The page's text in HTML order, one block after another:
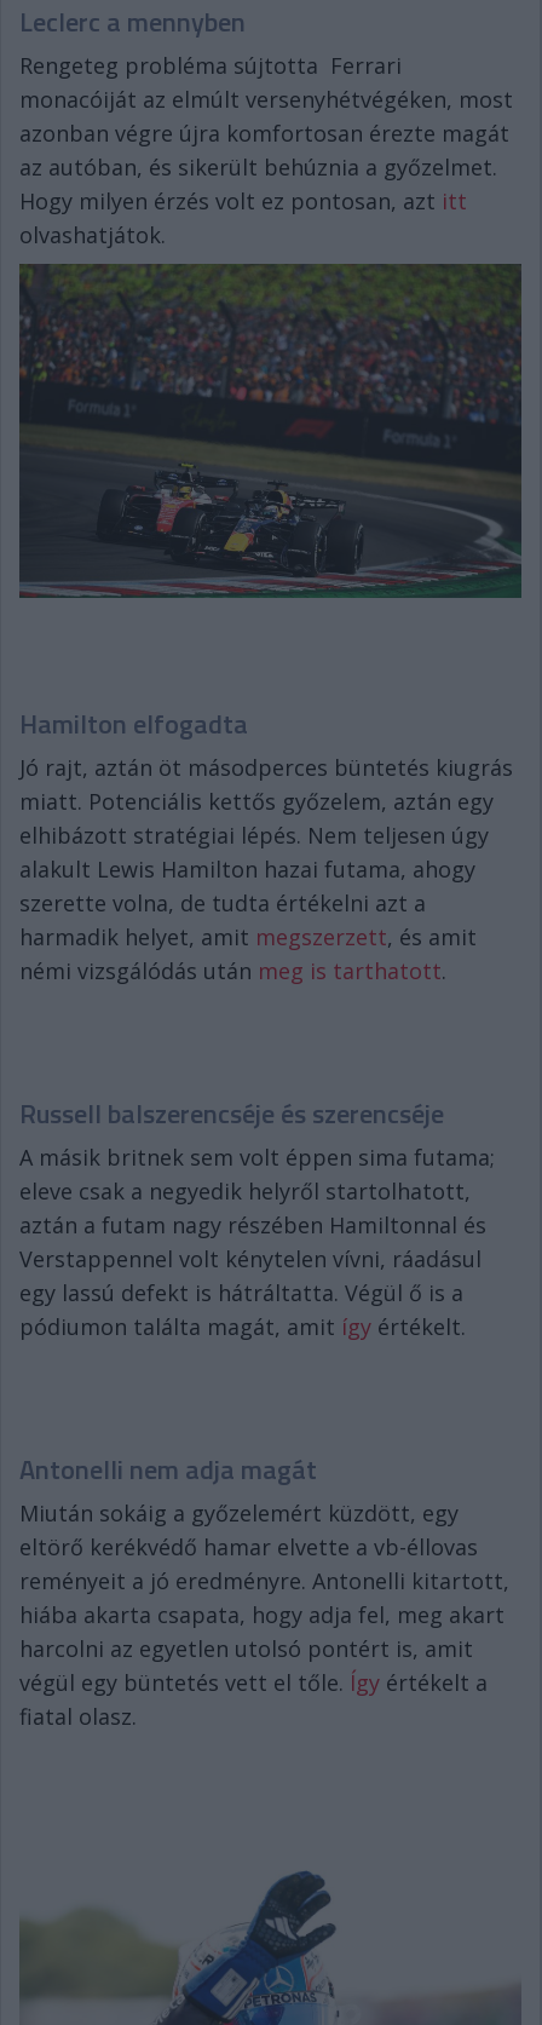
Leclerc a mennyben
Rengeteg probléma sújtotta Ferrari
monacóiját az elmúlt versenyhétvégéken, most
azonban végre újra komfortosan érezte magát
az autóban, és sikerült behúznia a győzelmet.
Hogy milyen érzés volt ez pontosan, azt itt
olvashatjátok.
Hamilton elfogadta
Jó rajt, aztán öt másodperces büntetés kiugrás
miatt. Potenciális kettős győzelem, aztán egy
elhibázott stratégiai lépés. Nem teljesen úgy
alakult Lewis Hamilton hazai futama, ahogy
szerette volna, de tudta értékelni azt a
harmadik helyet, amit megszerzett, és amit
némi vizsgálódás után meg is tarthatott.
Russell balszerencséje és szerencséje
A másik britnek sem volt éppen sima futama;
eleve csak a negyedik helyről startolhatott,
aztán a futam nagy részében Hamiltonnal és
Verstappennel volt kénytelen vívni, ráadásul
egy lassú defekt is hátráltatta. Végül ő is a
pódiumon találta magát, amit így értékelt.
Antonelli nem adja magát
Miután sokáig a győzelemért küzdött, egy
eltörő kerékvédő hamar elvette a vb-éllovas
reményeit a jó eredményre. Antonelli kitartott,
hiába akarta csapata, hogy adja fel, meg akart
harcolni az egyetlen utolsó pontért is, amit
végül egy büntetés vett el tőle. Így értékelt a
fiatal olasz.